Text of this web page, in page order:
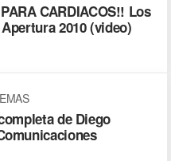
PARA CARDIACOS!! Los
2010 (video)
de Diego